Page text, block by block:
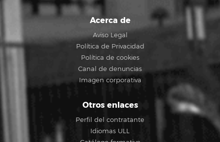
Acerca de
Aviso Legal
Política de Privacidad
Política de cookies
Canal de denuncias
Imagen corporativa
Otros enlaces
Perfil del contratante
Idiomas ULL